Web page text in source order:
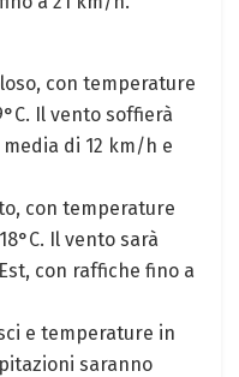
con temperature
Il vento soffierà
di 12 km/h e
con temperature
Il vento sarà
con raffiche fino a
e temperature in
saranno